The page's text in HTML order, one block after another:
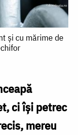
și cu mărime de
ci își petrec
mereu